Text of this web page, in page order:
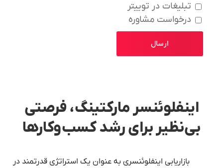
تبلیغات در توییتر
درخواست مشاوره
ارسال
اینفلوئنسر مارکتینگ، فرصتی
بی‌نظیر برای رشد کسب‌وکارها
بازاریابی اینفلوئنسری به عنوان یک استراتژی قدرتمند در